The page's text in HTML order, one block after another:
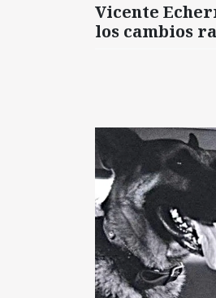
Vicente
los cambios